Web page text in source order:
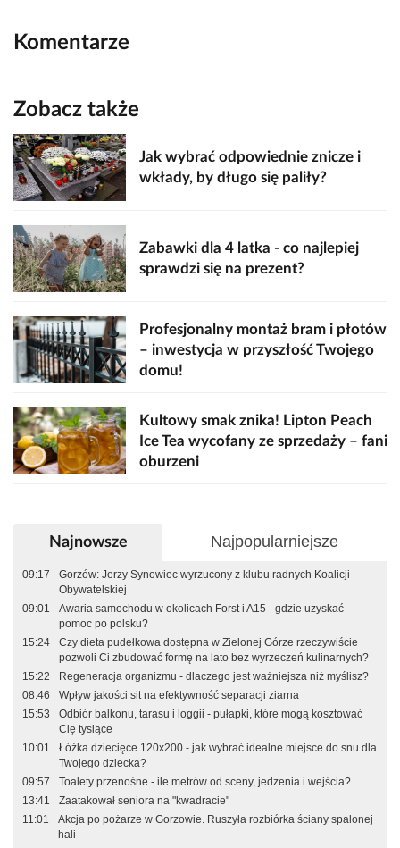
Komentarze
Zobacz także
Jak wybrać odpowiednie znicze i
wkłady, by długo się paliły?
Zabawki dla 4 latka - co najlepiej
sprawdzi się na prezent?
Profesjonalny montaż bram i płotów
– inwestycja w przyszłość Twojego
domu!
Kultowy smak znika! Lipton Peach
Ice Tea wycofany ze sprzedaży – fani
oburzeni
Najnowsze Najpopularniejsze
09:17
Gorzów: Jerzy Synowiec wyrzucony z klubu radnych Koalicji
Obywatelskiej
09:01
Awaria samochodu w okolicach Forst i A15 - gdzie uzyskać
pomoc po polsku?
15:24
Czy dieta pudełkowa dostępna w Zielonej Górze rzeczywiście
pozwoli Ci zbudować formę na lato bez wyrzeczeń kulinarnych?
15:22
Regeneracja organizmu - dlaczego jest ważniejsza niż myślisz?
08:46
Wpływ jakości sit na efektywność separacji ziarna
15:53
Odbiór balkonu, tarasu i loggii - pułapki, które mogą kosztować
Cię tysiące
10:01
Łóżka dziecięce 120x200 - jak wybrać idealne miejsce do snu dla
Twojego dziecka?
09:57
Toalety przenośne - ile metrów od sceny, jedzenia i wejścia?
13:41
Zaatakował seniora na "kwadracie"
11:01
Akcja po pożarze w Gorzowie. Ruszyła rozbiórka ściany spalonej
hali